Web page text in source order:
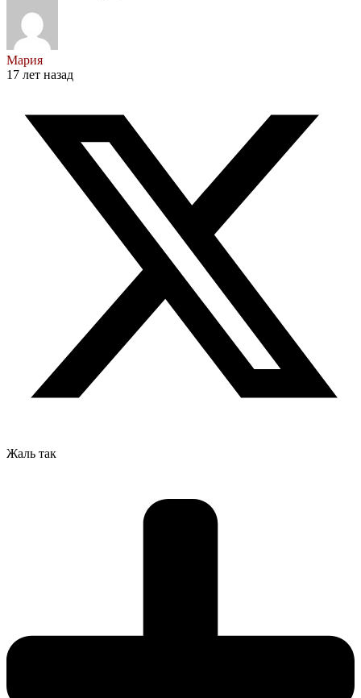
Мария
17 лет назад
Жаль так